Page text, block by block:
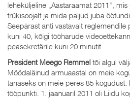
leheküljeline „Aastaraamat 2011",
trükisoojalt ja mida paljud juba
Seepärast anti vastavalt
kuni 40, kõigi tööharude
peasekretärile kuni 20 minutit.
President Meego Remmel tõi algul
Möödaläinud armuaastal on meie
tänaseks on meie peres 85 kogudust.
tööpunkti. 1. jaanuaril 2011 oli Liidu